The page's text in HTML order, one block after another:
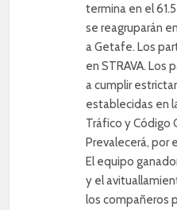
termina en el
se reagruparán
a Getafe. Los
en STRAVA.
a cumplir
establecidas en
Tráfico y Código
Prevalecerá, por
El equipo
y el
los compañeros